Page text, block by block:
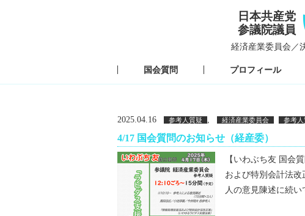
日本共産党
参議院議員
経済産業委員会／
国会質問 プロフィール
2025.04.16 参考人質疑 経済産業委員会 参考人
4/17 国会質問のお知らせ（経産委）
【いわぶち友 国会
および特別会計法
人の意見陳述に続